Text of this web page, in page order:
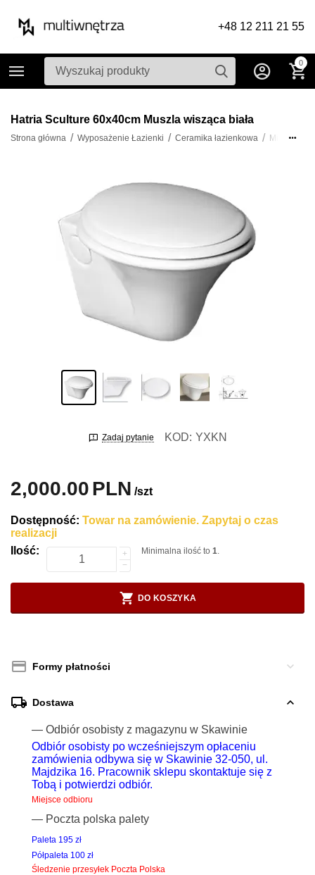
+48 12 211 21 55
0
Hatria Sculture 60x40cm Muszla wisząca biała
Strona główna / Wyposażenie Łazienki / Ceramika łazienkowa / Miski WC
Zadaj pytanie KOD: YXKN
2,000.00PLN /szt
Dostępność: Towar na zamówienie. Zapytaj o czas
realizacji
Ilość:
+
−
Minimalna ilość to1.
DO KOSZYKA
Formy płatności
Dostawa
— Odbiór osobisty z magazynu w Skawinie
Odbiór osobisty po wcześniejszym opłaceniu
zamówienia odbywa się w Skawinie 32-050, ul.
Majdzika 16. Pracownik sklepu skontaktuje się z
Tobą i potwierdzi odbiór.
Miejsce odbioru
— Poczta polska palety
Paleta 195 zł
Półpaleta 100 zł
Śledzenie przesyłek Poczta Polska